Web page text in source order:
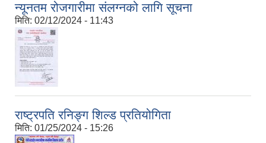
न्यूनतम रोजगारीमा संलग्नको लागि सूचना
मिति: 02/12/2024 - 11:43
राष्ट्रपति रनिङ्ग शिल्ड प्रतियोगिता
मिति: 01/25/2024 - 15:26